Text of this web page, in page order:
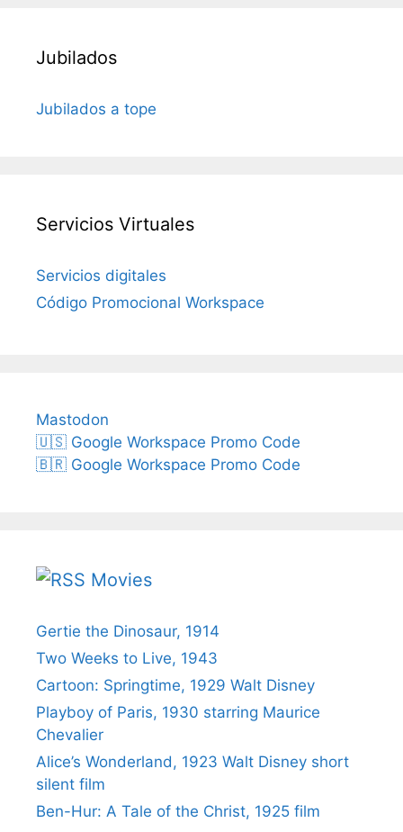
Jubilados
Jubilados a tope
Servicios Virtuales
Servicios digitales
Código Promocional Workspace
Mastodon
🇺🇸 Google Workspace Promo Code
🇧🇷 Google Workspace Promo Code
Movies
Gertie the Dinosaur, 1914
Two Weeks to Live, 1943
Cartoon: Springtime, 1929 Walt Disney
Playboy of Paris, 1930 starring Maurice
Chevalier
Alice’s Wonderland, 1923 Walt Disney short
silent film
Ben-Hur: A Tale of the Christ, 1925 film